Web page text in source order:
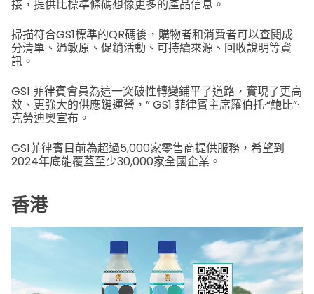
接，提供比標準條碼想像更多的產品信息。
掃描符合GS1標準的QR碼後，購物者和消費者可以查閱成
分清單、過敏原、促銷活動、可持續來源、回收說明等資
訊。
GS1 菲律賓會員為這一突破性轉變鋪平了道路，實現了更高
效、更強大的供應鏈運營，” GS1 菲律賓主席羅伯托·“鮑比”·
克勞迪奧宣布。
GS1菲律賓目前為超過5,000家零售商提供服務，希望到
2024年底能覆蓋至少30,000家全國企業。
香港